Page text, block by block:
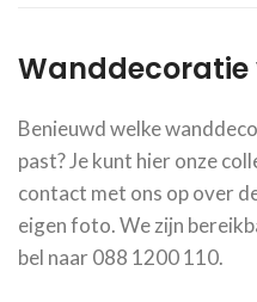
Wanddecoratie
Benieuwd welke
past? Je kunt hier onze
contact met ons op over
eigen foto. We zijn
bel naar 088 1200 110.